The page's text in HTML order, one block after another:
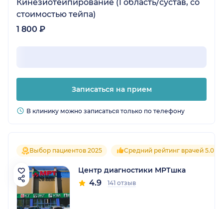
Кинезиотейпирование (1 область/сустав, со
стоимостью тейпа)
1 800 ₽
Записаться на прием
В клинику можно записаться только по телефону
Выбор пациентов 2025 Средний рейтинг врачей 5.0
Центр диагностики МРТшка
4.9 141 отзыв